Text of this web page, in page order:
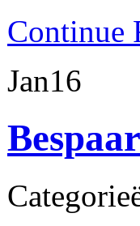
Continue
Jan16